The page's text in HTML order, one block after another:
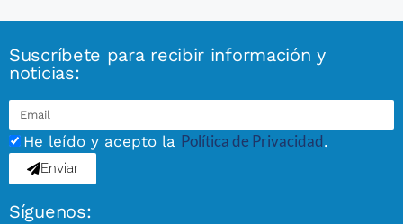
Suscríbete para recibir información y
noticias:
He leído y acepto la Política de Privacidad.
Enviar
Síguenos: